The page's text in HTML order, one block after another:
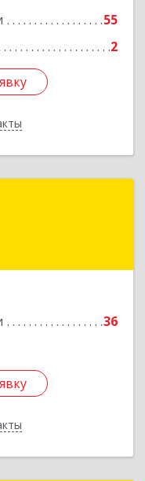
55
2
36
г, Юбилейный